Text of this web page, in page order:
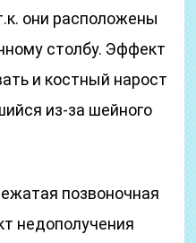
они расположены
столбу. Эффект
и костный нарост
из-за шейного
позвоночная
недополучения